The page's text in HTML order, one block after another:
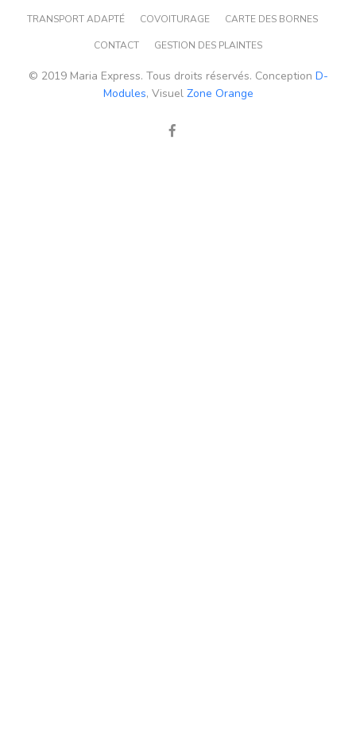
TRANSPORT ADAPTÉ COVOITURAGE CARTE DES BORNES
CONTACT GESTION DES PLAINTES
© 2019 Maria Express. Tous droits réservés. Conception D-
Modules, Visuel Zone Orange